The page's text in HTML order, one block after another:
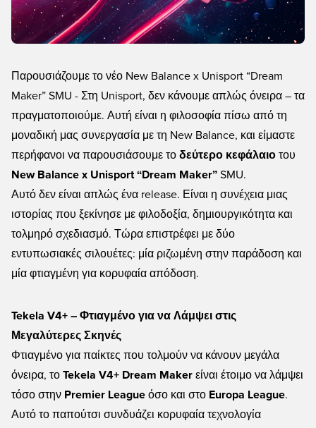
Παρουσιάζουμε το νέο New Balance x Unisport “Dream
Maker” SMU - Στη Unisport, δεν κάνουμε απλώς όνειρα – τα
πραγματοποιούμε. Αυτή είναι η φιλοσοφία πίσω από τη
μοναδική μας συνεργασία με τη New Balance, και είμαστε
περήφανοι να παρουσιάσουμε το δεύτερο κεφάλαιο του
New Balance x Unisport “Dream Maker” SMU.
Αυτό δεν είναι απλώς ένα release. Είναι η συνέχεια μιας
ιστορίας που ξεκίνησε με φιλοδοξία, δημιουργικότητα και
τολμηρό σχεδιασμό. Τώρα επιστρέφει με δύο
εντυπωσιακές σιλουέτες: μία ριζωμένη στην παράδοση και
μία φτιαγμένη για κορυφαία απόδοση.
Tekela V4+ – Φτιαγμένο για να Λάμψει στις
Μεγαλύτερες Σκηνές
Φτιαγμένο για παίκτες που τολμούν να κάνουν μεγάλα
όνειρα, το Tekela V4+ Dream Maker είναι έτοιμο να λάμψει
τόσο στην Premier League όσο και στο Europa League.
Αυτό το παπούτσι συνδυάζει κορυφαία τεχνολογία